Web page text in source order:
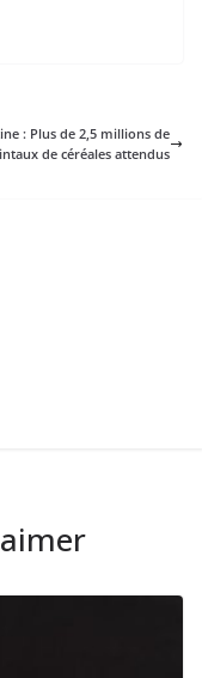
: Plus de 2,5 millions de
de céréales attendus